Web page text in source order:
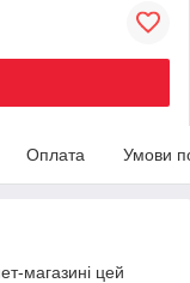
Оплата Умови
магазині цей